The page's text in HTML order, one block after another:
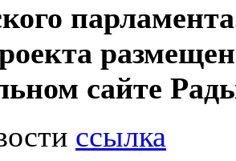
сайте
ссылка